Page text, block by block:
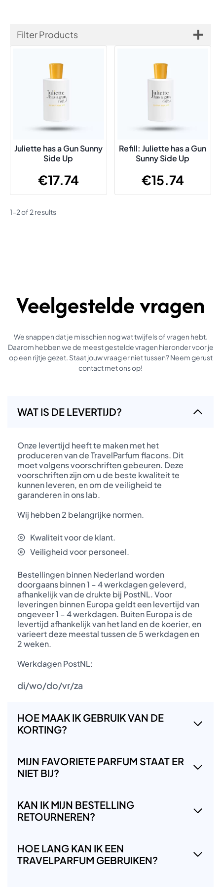
Filter Products
Juliette has a Gun Sunny
Side Up
€17.74
Refill: Juliette has a Gun
Sunny Side Up
€15.74
1-2 of 2 results
Veelgestelde vragen
We snappen dat je misschien nog wat twijfels of vragen hebt.
Daarom hebben we de meest gestelde vragen hieronder voor je
op een rijtje gezet. Staat jouw vraag er niet tussen? Neem gerust
contact met ons op!
WAT IS DE LEVERTIJD?
Onze levertijd heeft te maken met het
produceren van de TravelParfum flacons. Dit
moet volgens voorschriften gebeuren. Deze
voorschriften zijn om u de beste kwaliteit te
kunnen leveren, en om de veiligheid te
garanderen in ons lab.
Wij hebben 2 belangrijke normen.
Kwaliteit voor de klant.
Veiligheid voor personeel.
Bestellingen binnen Nederland worden
doorgaans binnen 1 – 4 werkdagen geleverd,
afhankelijk van de drukte bij PostNL. Voor
leveringen binnen Europa geldt een levertijd van
ongeveer 1 – 4 werkdagen. Buiten Europa is de
levertijd afhankelijk van het land en de koerier, en
varieert deze meestal tussen de 5 werkdagen en
2 weken.
Werkdagen PostNL:
di/wo/do/vr/za
HOE MAAK IK GEBRUIK VAN DE
KORTING?
MIJN FAVORIETE PARFUM STAAT ER
NIET BIJ?
KAN IK MIJN BESTELLING
RETOURNEREN?
HOE LANG KAN IK EEN
TRAVELPARFUM GEBRUIKEN?